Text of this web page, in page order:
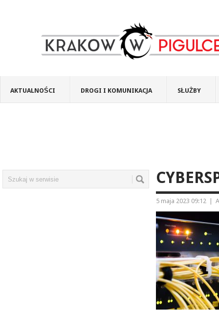
AKTUALNOŚCI DROGI I KOMUNIKACJA SŁUŻBY
5 maja 2023 09:12